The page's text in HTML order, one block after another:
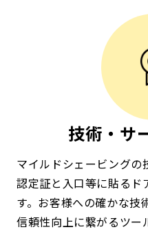
技術・サ
マイルドシェービングの
認定証と入口等に貼るド
す。お客様への確かな技
信頼性向上に繋がるツー